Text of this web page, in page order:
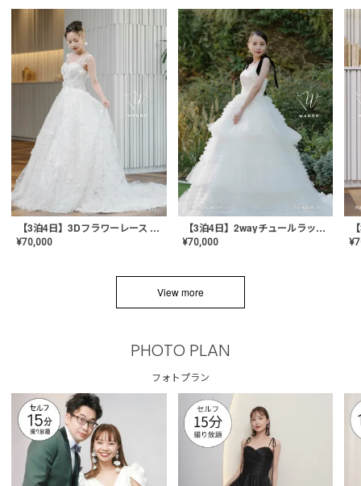
【3泊4日】3Dフラワーレース ドレス〈PD-WDOR-331〉
¥70,000
【3泊4日】2wayチュールラッフルドレス〈PD-WDOR-341RTL〉
¥70,000 ¥
View more
PHOTO PLAN
フォトプラン